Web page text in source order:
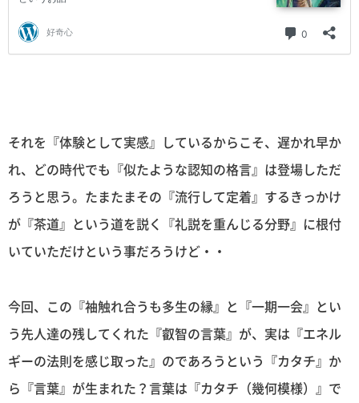
それを『体験として実感』しているからこそ、遅かれ早か
れ、どの時代でも『似たような認知の格言』は登場しただ
ろうと思う。たまたまその『流行して定着』するきっかけ
が『茶道』という道を説く『礼説を重んじる分野』に根付
いていただけという事だろうけど・・
今回、この『袖触れ合うも多生の縁』と『一期一会』とい
う先人達の残してくれた『叡智の言葉』が、実は『エネル
ギーの法則を感じ取った』のであろうという『カタチ』か
ら『言葉』が生まれた？言葉は『カタチ（幾何模様）』で